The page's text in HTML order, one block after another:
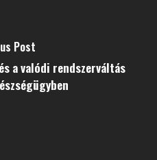
Post
a valódi rendszerváltás